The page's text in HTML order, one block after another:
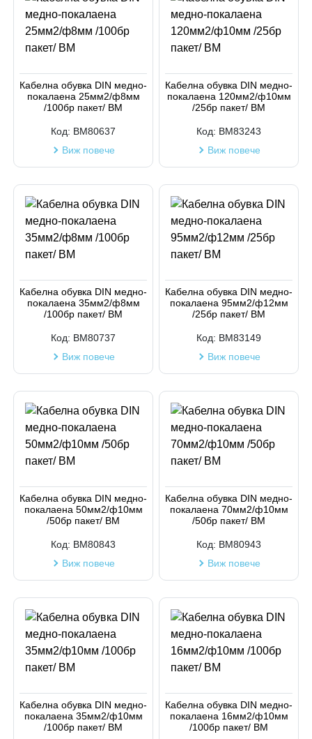
Кабелна обувка DIN медно-
покалаена 25мм2/ф8мм
/100бр пакет/ BM
Код: BM80637
Виж повече
Кабелна обувка DIN медно-
покалаена 120мм2/ф10мм
/25бр пакет/ BM
Код: BM83243
Виж повече
Кабелна обувка DIN медно-
покалаена 35мм2/ф8мм
/100бр пакет/ BM
Код: BM80737
Виж повече
Кабелна обувка DIN медно-
покалаена 95мм2/ф12мм
/25бр пакет/ BM
Код: BM83149
Виж повече
Кабелна обувка DIN медно-
покалаена 50мм2/ф10мм
/50бр пакет/ BM
Код: BM80843
Виж повече
Кабелна обувка DIN медно-
покалаена 70мм2/ф10мм
/50бр пакет/ BM
Код: BM80943
Виж повече
Кабелна обувка DIN медно-
покалаена 35мм2/ф10мм
/100бр пакет/ BM
Кабелна обувка DIN медно-
покалаена 16мм2/ф10мм
/100бр пакет/ BM